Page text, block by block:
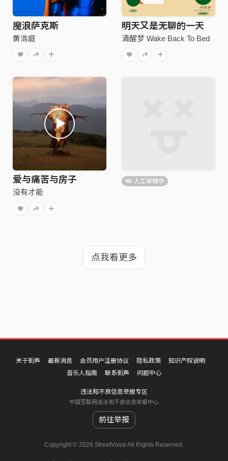
魔浪萨克斯
黄浩庭
明天又是无聊的一天
清醒梦 Wake Back To Bed
爱与痛苦与房子
没有才能
人工审核中
点我看更多
关于街声 最新消息 会员用户注册协议 隐私政策
知识产权说明
音乐人指南
联系街声 问题中心
违法和不良信息举报专区
中国互联网违法和不良信息举报中心
前往举报
Copyright © 2026 StreetVoice All Rights Reserved.